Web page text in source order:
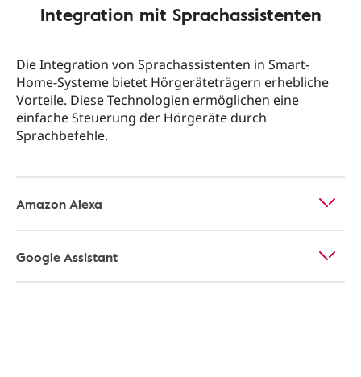
Integration mit Sprachassistenten
Die Integration von Sprachassistenten in Smart-
Home-Systeme bietet Hörgeräteträgern erhebliche
Vorteile. Diese Technologien ermöglichen eine
einfache Steuerung der Hörgeräte durch
Sprachbefehle.
Amazon Alexa
Google Assistant